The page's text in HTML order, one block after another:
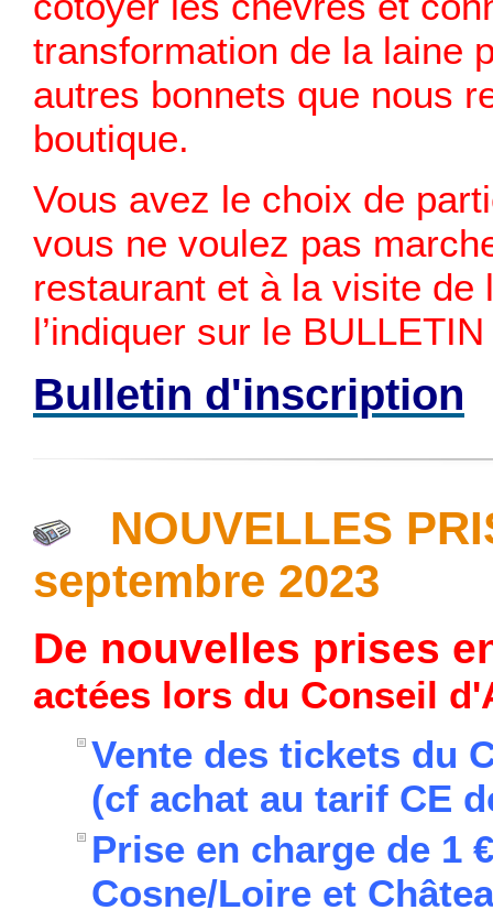
transformation de la laine
autres bonnets que nous
boutique.
Vous avez le choix de
vous ne voulez pas
restaurant et à la visite
l’indiquer sur le
Bulletin d'inscription
NOUVELLES
septembre 2023
De nouvelles prises
actées lors du Conseil
Vente des tickets du
(cf achat au tarif CE
Prise en charge de 1
Cosne/Loire et